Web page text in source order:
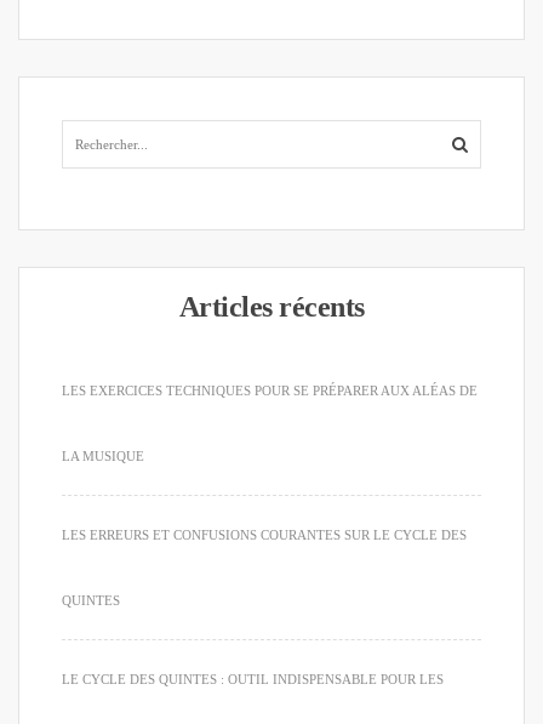
Articles récents
LES EXERCICES TECHNIQUES POUR SE PRÉPARER AUX ALÉAS DE
LA MUSIQUE
LES ERREURS ET CONFUSIONS COURANTES SUR LE CYCLE DES
QUINTES
LE CYCLE DES QUINTES : OUTIL INDISPENSABLE POUR LES